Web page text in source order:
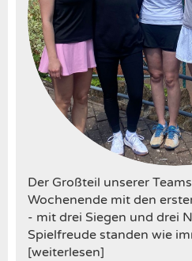
Der Großteil unserer
Wochenende mit den
- mit drei Siegen und drei
Spielfreude standen wie
[weiterlesen]